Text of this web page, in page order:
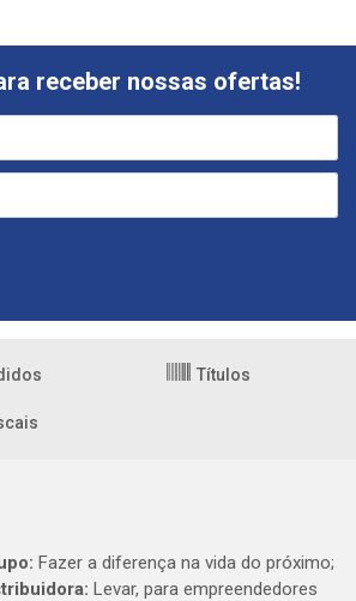
receber nossas ofertas!
Títulos
Fazer a diferença na vida do próximo;
Levar, para empreendedores